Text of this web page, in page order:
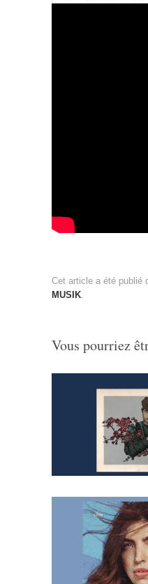
Cet article a été publié
MUSIK
Vous pourriez